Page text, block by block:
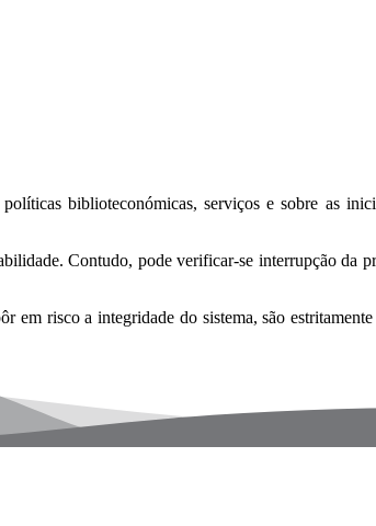
biblioteconómicas, serviços e sobre as
Contudo, pode verificar-se interrupção da
em risco a integridade do sistema, são